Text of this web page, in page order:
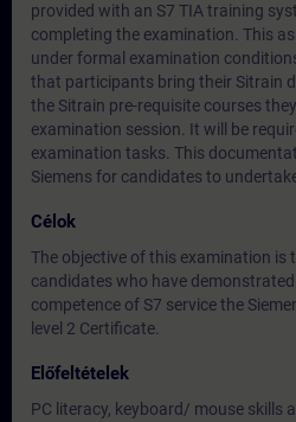
provided with an S7 TIA training
completing the examination. This
under formal examination
that participants bring their Sitrain
the Sitrain pre-requisite courses
examination session. It will be
examination tasks. This
Siemens for candidates to
Célok
The objective of this examination is
candidates who have
competence of S7 service the
level 2 Certificate.
Előfeltételek
PC literacy, keyboard/ mouse skills